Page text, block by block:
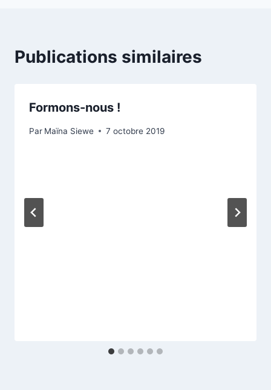
Publications similaires
Formons-nous !
Par Maïna Siewe 7 octobre 2019